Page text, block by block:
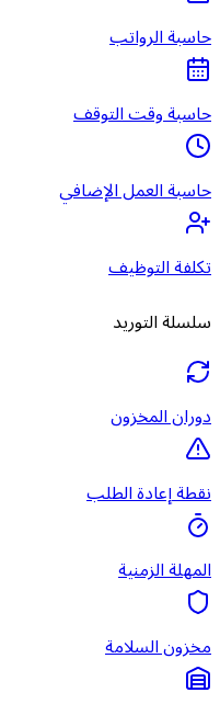
حاسبة الرواتب
حاسبة وقت التوقف
حاسبة العمل الإضافي
تكلفة التوظيف
سلسلة التوريد
دوران المخزون
نقطة إعادة الطلب
المهلة الزمنية
مخزون السلامة